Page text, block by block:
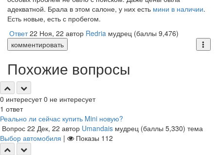
адекватной. Брала в этом салоне, у них есть мини в наличии.
Есть новые, есть с пробегом.
Ответ 22 Ноя, 22 автор Redria мудрец (баллы 9,476)
комментировать
Похожие вопросы
0 интересует 0 не интересует
1 ответ
Реально ли сейчас купить Mini новую?
Вопрос 22 Дек, 22 автор Umandais мудрец (баллы 5,330) тема
Выбор автомобиля | Показы 112